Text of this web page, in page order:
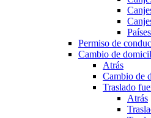
Permiso de
Cambio de
Atrás
Cambio de
Traslado
Atrás